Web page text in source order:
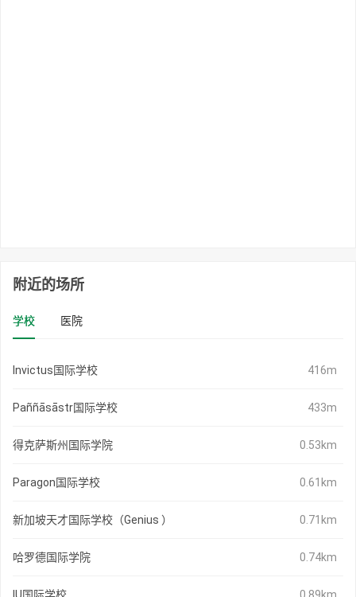
附近的场所
学校 医院
Invictus国际学校 416m
Paññāsāstr国际学校 433m
得克萨斯州国际学院 0.53km
Paragon国际学校 0.61km
新加坡天才国际学校（Genius ） 0.71km
哈罗德国际学院 0.74km